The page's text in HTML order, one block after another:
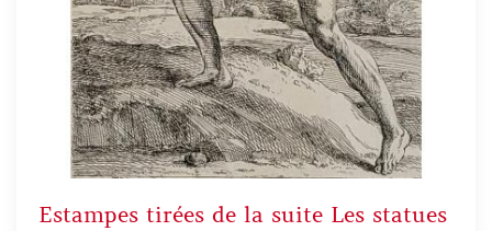
Estampes tirées de la suite Les statues